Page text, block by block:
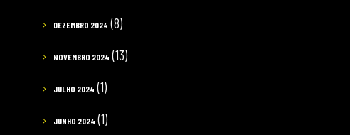
DEZEMBRO 2024 (8)
NOVEMBRO 2024 (13)
JULHO 2024 (1)
JUNHO 2024 (1)